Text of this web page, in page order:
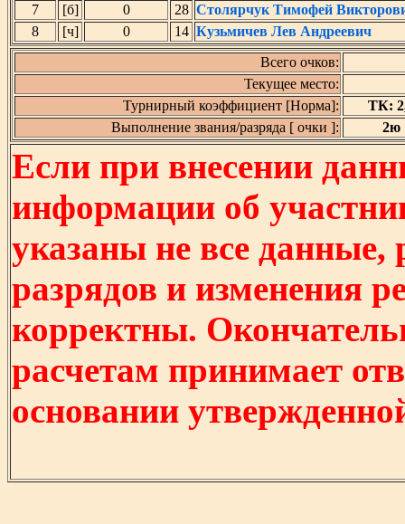
7
[б] 0 28 Столярчук Тимофей
8
[ч] 0 14 Кузьмичев Лев Андреевич
Всего очков:
Текущее место:
Турнирный коэффициент [Норма]:
ТК:
Выполнение звания/разряда [ очки ]:
2ю
Если при внесении
информации об
указаны не все
разрядов и изменения
корректны.
расчетам принимает
основании